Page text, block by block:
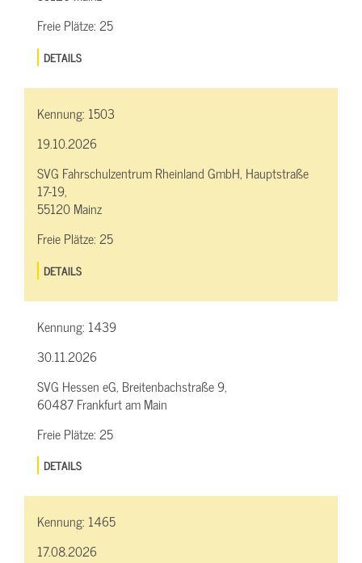
Freie Plätze:25
DETAILS
Kennung: 1503
19.10.2026
SVG Fahrschulzentrum Rheinland GmbH, Hauptstraße
17-19,
55120 Mainz
Freie Plätze:25
DETAILS
Kennung: 1439
30.11.2026
SVG Hessen eG, Breitenbachstraße 9,
60487 Frankfurt am Main
Freie Plätze:25
DETAILS
Kennung: 1465
17.08.2026